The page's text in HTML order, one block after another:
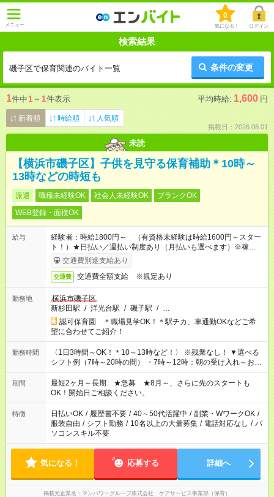
メニュー
0
気になる！ ログイン
検索結果
磯子区で保育関連のバイト一覧 条件の変更
1件中1 ～ 1件表示 平均時給: 1,600 円
新着順 時給順 人気順
掲載日：2026.08.01
未読
【横浜市磯子区】子供を見守る保育補助＊10時～
13時などの時短も
派遣 職種未経験OK 社会人未経験OK
ブランクOK
WEB登録・面接OK
給与
経験者：時給1800円～ （有資格未経験は時給1600円～スター
ト！）★日払い／週払い制度あり（月払いも選べます）※稼働開
始時は手続き完了次第のお支払いとなります★フルタイムできる
方は100円アップ！
交通費別途支給あり
交通費 交通費全額支給 ※規定あり
勤務地
横浜市磯子区
新杉田駅 / 洋光台駅 / 磯子駅 / …
認可保育園 ＊職場見学OK！＊駅チカ、車通勤OKなどご希
望に合わせてご紹介！
勤務時間
〈1日3時間～OK！＊10～13時など！〉 ※残業なし！ ▼選べる
シフト例（7時～20時の間） ・7時～12時：朝の受け入れ～お昼
の準備 ・10時～13時：園児の見守り～お昼の補助 ・9時～16
時：帰りの会まで！子供の成長を見守る ・15時～20時：夜のお
迎えサポート
期間
最短2ヶ月～長期 ★急募 ★8月～、さらに先のスタートも
OK！開始日ご相談ください。
特徴 日払いOK / 履歴書不要 / 40～50代活躍中 / 副業・WワークOK /
服装自由 / シフト勤務 / 10名以上の大量募集 / 電話対応なし / パ
ソコンスキル不要
気になる！ 応募する 詳細へ
掲載元企業名 マンパワーグループ株式会社 ケアサービス事業部（保育）